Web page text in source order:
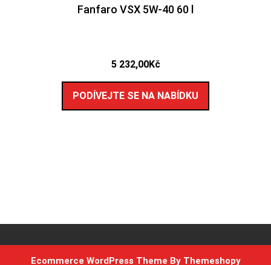
Fanfaro VSX 5W-40 60 l
5 232,00Kč
PODÍVEJTE SE NA NABÍDKU
Ecommerce WordPress Theme By Themeshopy